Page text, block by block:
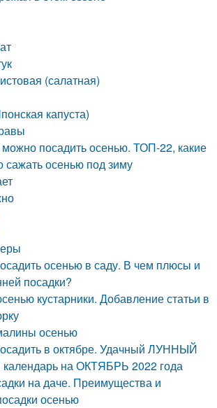
(салатная)
капуста)
посадить осенью. ТОП-22, какие
сажать осенью под зиму
осенью в саду. В чем плюсы и
посадки?
кустарники. Добавление статьи в
осенью
в октябре. Удачный ЛУННЫЙ
на ОКТЯБРЬ 2022 года
на даче. Преимущества и
осенью